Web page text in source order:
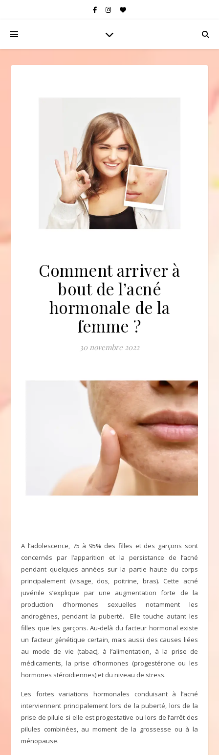
Comment arriver à
bout de l’acné
hormonale de la
femme ?
30 novembre 2022
A l’adolescence, 75 à 95% des filles et des garçons sont
concernés par l’apparition et la persistance de l’acné
pendant quelques années sur la partie haute du corps
principalement (visage, dos, poitrine, bras). Cette acné
juvénile s’explique par une augmentation forte de la
production d’hormones sexuelles notamment les
androgènes, pendant la puberté. Elle touche autant les
filles que les garçons. Au-delà du facteur hormonal existe
un facteur génétique certain, mais aussi des causes liées
au mode de vie (tabac), à l’alimentation, à la prise de
médicaments, la prise d’hormones (progestérone ou les
hormones stéroïdiennes) et du niveau de stress.
Les fortes variations hormonales conduisant à l’acné
interviennent principalement lors de la puberté, lors de la
prise de pilule si elle est progestative ou lors de l’arrêt des
pilules combinées, au moment de la grossesse ou à la
ménopause.